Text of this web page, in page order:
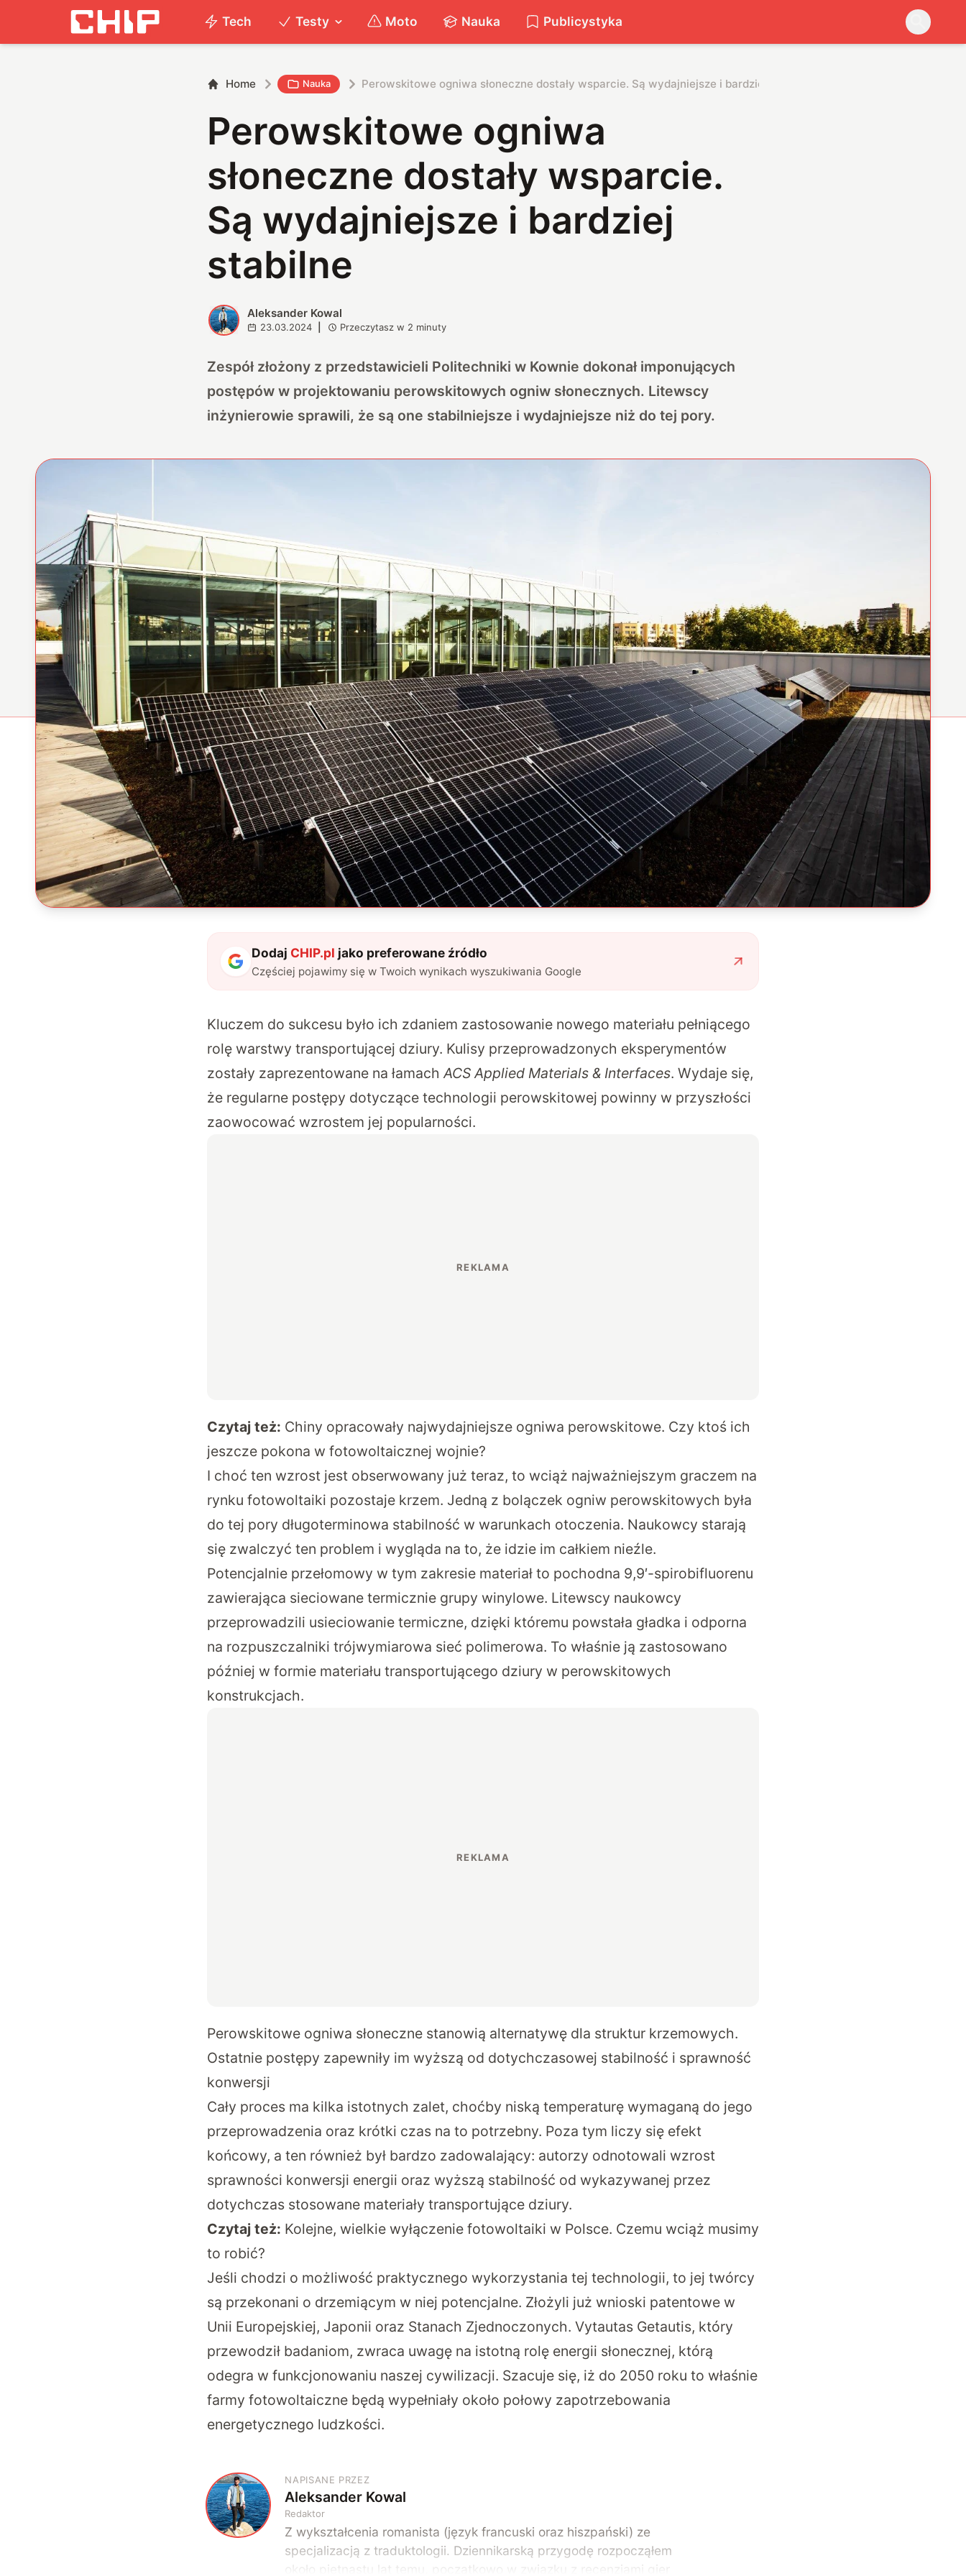
Tech Testy Moto Nauka Publicystyka
Home Nauka Perowskitowe ogniwa słoneczne dostały wsparcie. Są wydajniejsze i bardziej stabilne
Perowskitowe ogniwa
słoneczne dostały wsparcie.
Są wydajniejsze i bardziej
stabilne
A Aleksander Kowal
23.03.2024 Przeczytasz w 2 minuty
Zespół złożony z przedstawicieli Politechniki w Kownie dokonał imponujących
postępów w projektowaniu perowskitowych ogniw słonecznych. Litewscy
inżynierowie sprawili, że są one stabilniejsze i wydajniejsze niż do tej pory.
Dodaj CHIP.pl jako preferowane źródło
Częściej pojawimy się w Twoich wynikach wyszukiwania Google
Kluczem do sukcesu było ich zdaniem zastosowanie nowego materiału pełniącego
rolę warstwy transportującej dziury. Kulisy przeprowadzonych eksperymentów
zostały zaprezentowane na łamachACS Applied Materials & Interfaces. Wydaje się,
że regularne postępy dotyczące technologii perowskitowej powinny w przyszłości
zaowocować wzrostem jej popularności.
Czytaj też: Chiny opracowały najwydajniejsze ogniwa perowskitowe. Czy ktoś ich
jeszcze pokona w fotowoltaicznej wojnie?
I choć ten wzrost jest obserwowany już teraz, to wciąż najważniejszym graczem na
rynku fotowoltaiki pozostaje krzem. Jedną z bolączek ogniw perowskitowych była
do tej pory długoterminowa stabilność w warunkach otoczenia. Naukowcy starają
się zwalczyć ten problem i wygląda na to, że idzie im całkiem nieźle.
Potencjalnie przełomowy w tym zakresie materiał to pochodna 9,9′-spirobifluorenu
zawierająca sieciowane termicznie grupy winylowe. Litewscy naukowcy
przeprowadzili usieciowanie termiczne, dzięki któremu powstała gładka i odporna
na rozpuszczalniki trójwymiarowa sieć polimerowa. To właśnie ją zastosowano
później w formie materiału transportującego dziury w perowskitowych
konstrukcjach.
Perowskitowe ogniwa słoneczne stanowią alternatywę dla struktur krzemowych.
Ostatnie postępy zapewniły im wyższą od dotychczasowej stabilność i sprawność
konwersji
Cały proces ma kilka istotnych zalet, choćby niską temperaturę wymaganą do jego
przeprowadzenia oraz krótki czas na to potrzebny. Poza tym liczy się efekt
końcowy, a ten również był bardzo zadowalający: autorzy odnotowali wzrost
sprawności konwersji energii oraz wyższą stabilność od wykazywanej przez
dotychczas stosowane materiały transportujące dziury.
Czytaj też: Kolejne, wielkie wyłączenie fotowoltaiki w Polsce. Czemu wciąż musimy
to robić?
Jeśli chodzi o możliwość praktycznego wykorzystania tej technologii, to jej twórcy
są przekonani o drzemiącym w niej potencjalne. Złożyli już wnioski patentowe w
Unii Europejskiej, Japonii oraz Stanach Zjednoczonych. Vytautas Getautis, który
przewodził badaniom, zwraca uwagę na istotną rolę energii słonecznej, którą
odegra w funkcjonowaniu naszej cywilizacji. Szacuje się, iż do 2050 roku to właśnie
farmy fotowoltaiczne będą wypełniały około połowy zapotrzebowania
energetycznego ludzkości.
A
NAPISANE PRZEZ
Aleksander Kowal
Redaktor
Z wykształcenia romanista (język francuski oraz hiszpański) ze
specjalizacją z traduktologii. Dziennikarską przygodę rozpocząłem
około piętnastu lat temu, początkowo w związku z recenzjami gier